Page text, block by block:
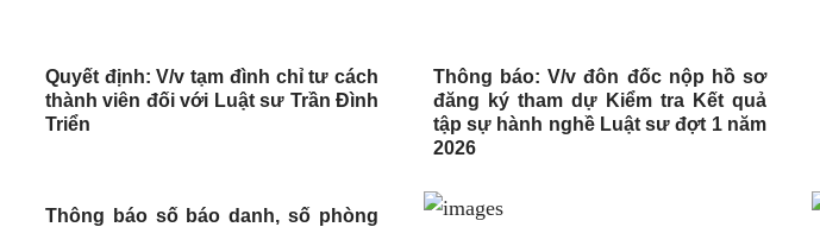
Quyết định: V/v tạm đình chỉ tư cách
thành viên đối với Luật sư Trần Đình
Triển
Thông báo: V/v đôn đốc nộp hồ sơ
đăng ký tham dự Kiểm tra Kết quả
tập sự hành nghề Luật sư đợt 1 năm
2026
Thông báo số báo danh, số phòng